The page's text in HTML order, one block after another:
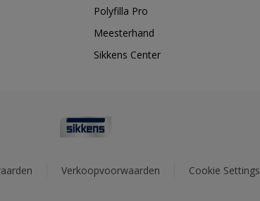
Polyfilla Pro
Meesterhand
Sikkens Center
Verkoopvoorwaarden Cookie Settings